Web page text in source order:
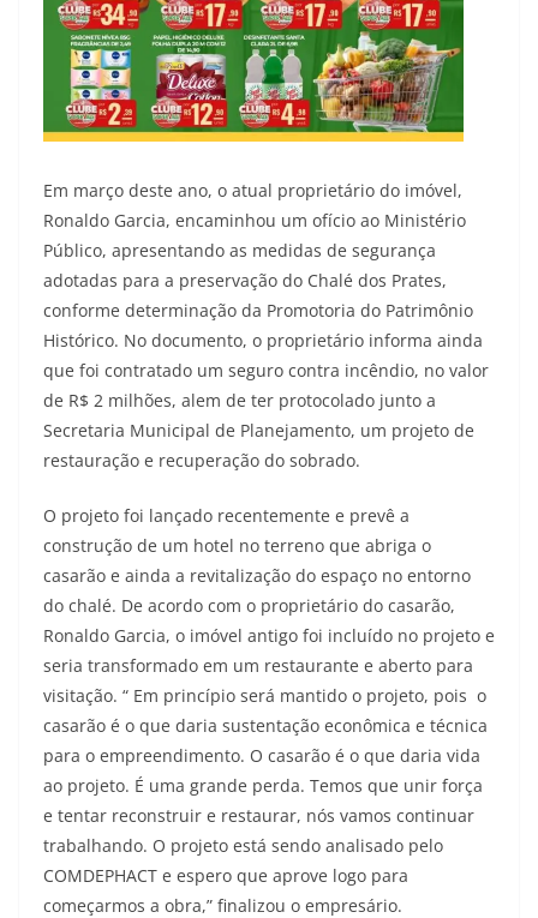
Em março deste ano, o atual proprietário do imóvel,
Ronaldo Garcia, encaminhou um ofício ao Ministério
Público, apresentando as medidas de segurança
adotadas para a preservação do Chalé dos Prates,
conforme determinação da Promotoria do Patrimônio
Histórico. No documento, o proprietário informa ainda
que foi contratado um seguro contra incêndio, no valor
de R$ 2 milhões, alem de ter protocolado junto a
Secretaria Municipal de Planejamento, um projeto de
restauração e recuperação do sobrado.
O projeto foi lançado recentemente e prevê a
construção de um hotel no terreno que abriga o
casarão e ainda a revitalização do espaço no entorno
do chalé. De acordo com o proprietário do casarão,
Ronaldo Garcia, o imóvel antigo foi incluído no projeto e
seria transformado em um restaurante e aberto para
visitação. “ Em princípio será mantido o projeto, pois o
casarão é o que daria sustentação econômica e técnica
para o empreendimento. O casarão é o que daria vida
ao projeto. É uma grande perda. Temos que unir força
e tentar reconstruir e restaurar, nós vamos continuar
trabalhando. O projeto está sendo analisado pelo
COMDEPHACT e espero que aprove logo para
começarmos a obra,” finalizou o empresário.